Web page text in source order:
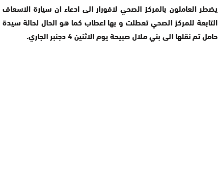
يضطر العاملون بالمركز الصحي لافورار الى ادعاء ان سيارة الاسعاف
التابعة للمركز الصحي تعطلت و بها اعطاب كما هو الحال لحالة سيدة
حامل تم نقلها الى بني ملال صبيحة يوم الاثنين 4 دجنبر الجاري.